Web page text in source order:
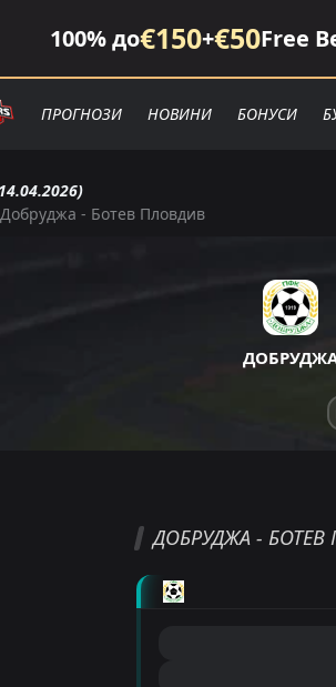
100% до€150+€50Free
ПРОГНОЗИ НОВИНИ БОНУСИ
Добруджа - Ботев Пловдив
ДОБРУДЖА -